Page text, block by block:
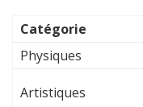
Catégorie
Physiques
Artistiques